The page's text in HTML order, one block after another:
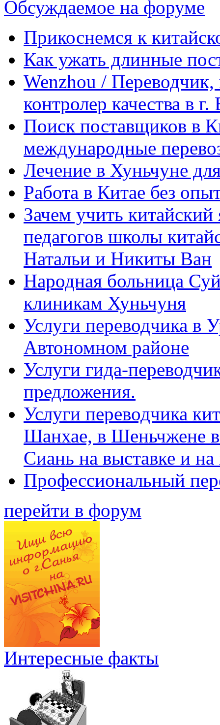
Обсуждаемое на форуме
Прикоснемся к
Как ужать длинные
Wenzhou / Переводчик,
контролер качества в
Поиск поставщиков в
международные
Лечение в Хуньчуне
Работа в Китае без
Зачем учить
педагогов школы
Натальи и Никиты Ван
Народная больница
клиникам Хуньчуня
Услуги переводчика в
Автономном районе
Услуги гида-
предложения.
Услуги переводчика
Шанхае, в Шеньчжене
Сиань на выставке и
Профессиональный
перейти в форум
Интересные факты